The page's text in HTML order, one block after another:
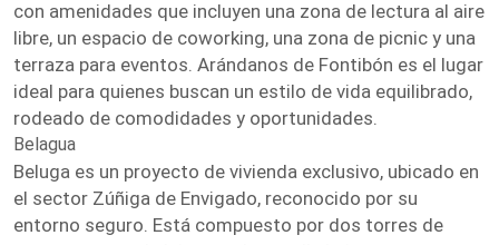
con amenidades que incluyen una zona de lectura al aire
libre, un espacio de coworking, una zona de picnic y una
terraza para eventos. Arándanos de Fontibón es el lugar
ideal para quienes buscan un estilo de vida equilibrado,
rodeado de comodidades y oportunidades.
Belagua
Beluga es un proyecto de vivienda exclusivo, ubicado en
el sector Zúñiga de Envigado, reconocido por su
entorno seguro. Está compuesto por dos torres de